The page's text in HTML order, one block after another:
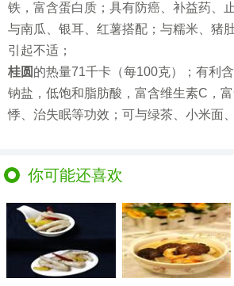
铁，富含蛋白质；具有防癌、补益药、
与南瓜、银耳、红薯搭配；与糯米、猪
引起不适；
桂圆 的热量71千卡（每100克）；有利
钠盐，低饱和脂肪酸，富含维生素C，
悸、治失眠等功效；可与绿茶、小米面
你可能还喜欢